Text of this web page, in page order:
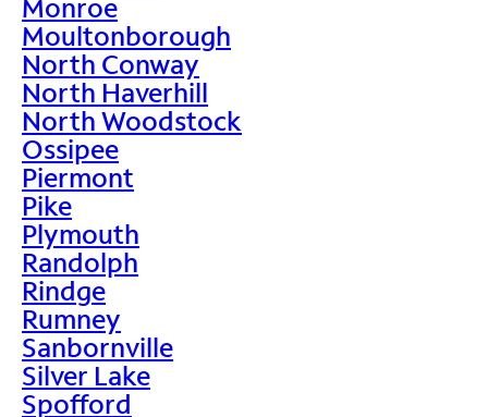
Monroe
Moultonborough
North Conway
North Haverhill
North Woodstock
Ossipee
Piermont
Pike
Plymouth
Randolph
Rindge
Rumney
Sanbornville
Silver Lake
Spofford